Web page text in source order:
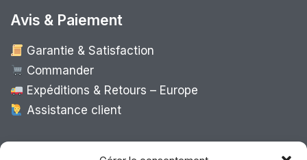
Avis & Paiement
Garantie & Satisfaction
Commander
Expéditions & Retours – Europe
Assistance client